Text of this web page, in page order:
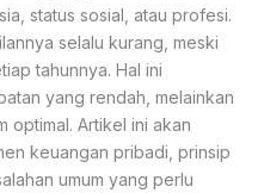
status sosial, atau profesi.
selalu kurang, meski
tahunnya. Hal ini
yang rendah, melainkan
optimal. Artikel ini akan
keuangan pribadi, prinsip
umum yang perlu